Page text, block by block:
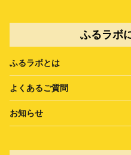
ふるラボ
ふるラボとは
よくあるご質問
お知らせ